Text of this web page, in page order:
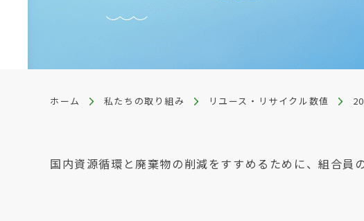
ホーム 私たちの取り組み リユース・リサイクル数値
国内資源循環と廃棄物の削減をすすめるために、組合員